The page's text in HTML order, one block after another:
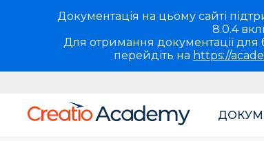
Документація на цьому сайті
8.0.4
Для отримання документації для
перейдіть на https://